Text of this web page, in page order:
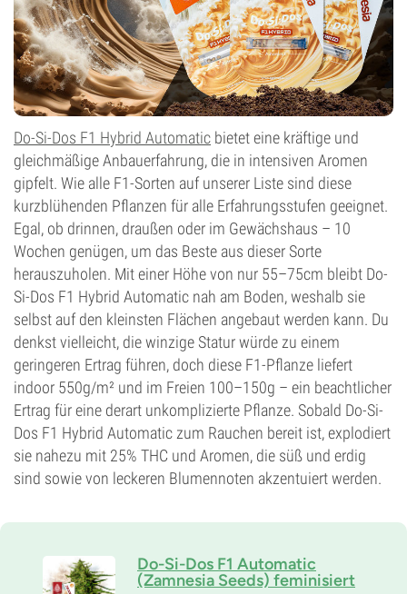
Do-Si-Dos F1 Hybrid Automatic bietet eine kräftige und
gleichmäßige Anbauerfahrung, die in intensiven Aromen
gipfelt. Wie alle F1-Sorten auf unserer Liste sind diese
kurzblühenden Pflanzen für alle Erfahrungsstufen geeignet.
Egal, ob drinnen, draußen oder im Gewächshaus – 10
Wochen genügen, um das Beste aus dieser Sorte
herauszuholen. Mit einer Höhe von nur 55–75cm bleibt Do-
Si-Dos F1 Hybrid Automatic nah am Boden, weshalb sie
selbst auf den kleinsten Flächen angebaut werden kann. Du
denkst vielleicht, die winzige Statur würde zu einem
geringeren Ertrag führen, doch diese F1-Pflanze liefert
indoor 550g/m² und im Freien 100–150g – ein beachtlicher
Ertrag für eine derart unkomplizierte Pflanze. Sobald Do-Si-
Dos F1 Hybrid Automatic zum Rauchen bereit ist, explodiert
sie nahezu mit 25% THC und Aromen, die süß und erdig
sind sowie von leckeren Blumennoten akzentuiert werden.
Do-Si-Dos F1 Automatic
(Zamnesia Seeds) feminisiert